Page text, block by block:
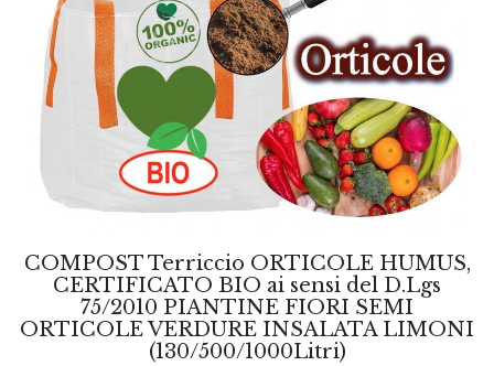
COMPOST Terriccio ORTICOLE HUMUS,
CERTIFICATO BIO ai sensi del D.Lgs
75/2010 PIANTINE FIORI SEMI
ORTICOLE VERDURE INSALATA LIMONI
(130/500/1000Litri)